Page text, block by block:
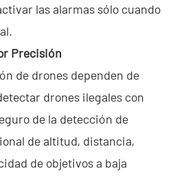
las alarmas sólo cuando
Precisión
de drones dependen de
drones ilegales con
de la detección de
de altitud, distancia,
de objetivos a baja